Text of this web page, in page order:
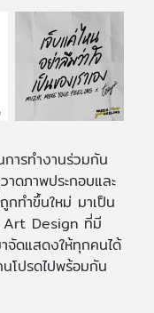
รทำงานร่วมกัน
ดภาพประกอบและ
กทำขึ้นใหม่ มาเป็น
Art Design ที่มี
จัดแสดงให้ทุกคนได้
โปรดไปพร้อมกัน